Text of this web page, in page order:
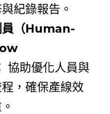
紀錄報告。
員（Human-
協助優化人員與
，確保產線效